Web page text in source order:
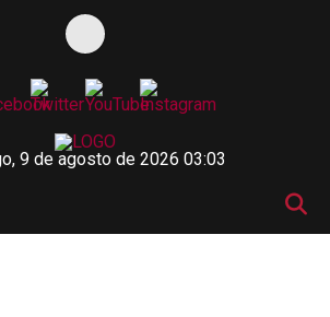
9 de agosto de 2026 03:03